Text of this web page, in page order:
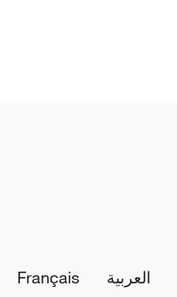
Français العربية